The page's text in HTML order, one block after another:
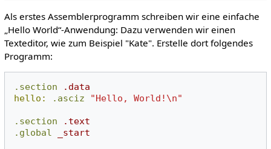
Als erstes Assemblerprogramm schreiben wir eine einfache
„Hello World“-Anwendung: Dazu verwenden wir einen
Texteditor, wie zum Beispiel "Kate". Erstelle dort folgendes
Programm:
.section
.data
hello:
.asciz "Hello, World!\n"
.section
.text
.global
_start